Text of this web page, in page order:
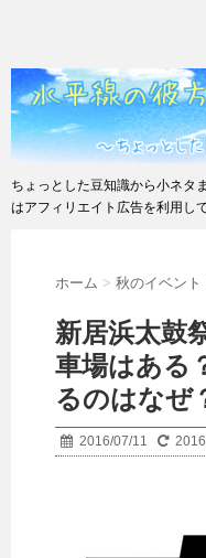
ちょっとした豆知識から小ネタ
はアフィリエイト広告を利用し
ホーム > 秋のイベント
新居浜太鼓
車場はある
るのはなぜ
2016/07/11